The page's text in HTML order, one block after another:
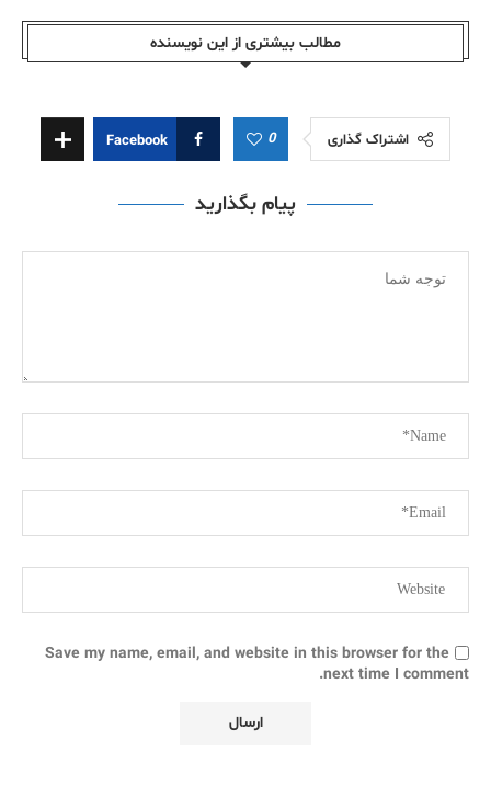
مطالب بیشتری از این نویسندە
اشتراک گذاری 0
Facebook
پیام بگذارید
Save my name, email, and website in this browser for the
next time I comment.